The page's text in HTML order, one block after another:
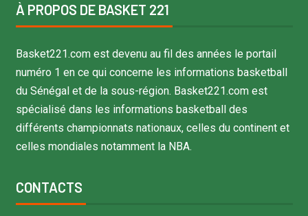
À PROPOS DE BASKET 221
Basket221.com est devenu au fil des années le portail
numéro 1 en ce qui concerne les informations basketball
du Sénégal et de la sous-région. Basket221.com est
spécialisé dans les informations basketball des
différents championnats nationaux, celles du continent et
celles mondiales notamment la NBA.
CONTACTS